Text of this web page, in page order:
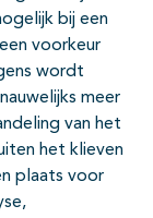
bij een
voorkeur
wordt
meer
van het
het klieven
plaats voor